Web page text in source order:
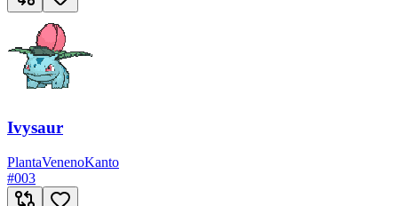
Ivysaur
PlantaVenenoKanto
#003